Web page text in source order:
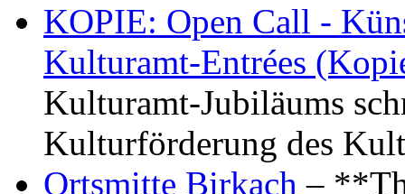
KOPIE: Open Call -
Kulturamt-Entrées
Kulturamt-Jubiläums
Kulturförderung des
Ortsmitte Birkach –